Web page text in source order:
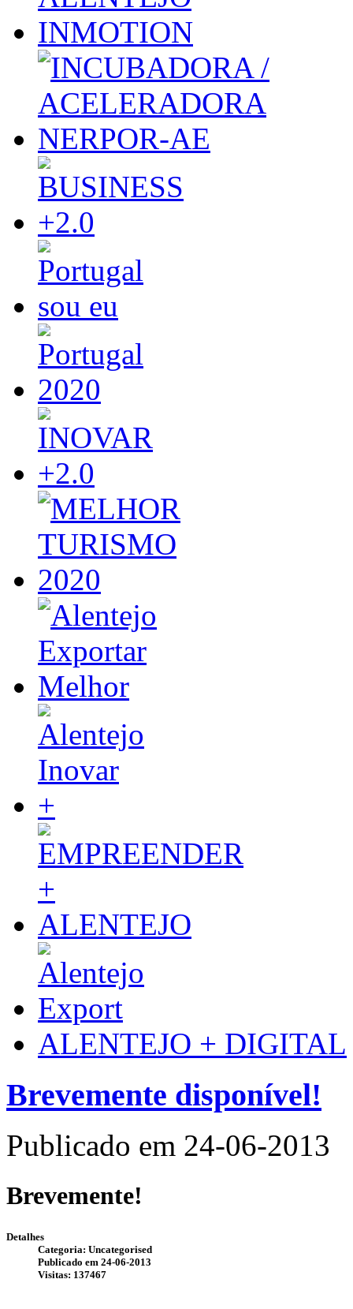
ALENTEJO + DIGITAL
Brevemente disponível!
Publicado em 24-06-2013
Brevemente!
Detalhes
Categoria: Uncategorised
Publicado em 24-06-2013
Visitas: 137467